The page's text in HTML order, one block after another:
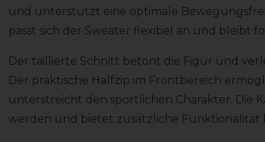
und unterstützt eine optimale
passt sich der Sweater flexibel an und bleibt
Der taillierte Schnitt betont die Figur und
Der praktische Halfzip im Frontbereich
unterstreicht den sportlichen Charakter. Die
werden und bietet zusätzliche Funktionalität